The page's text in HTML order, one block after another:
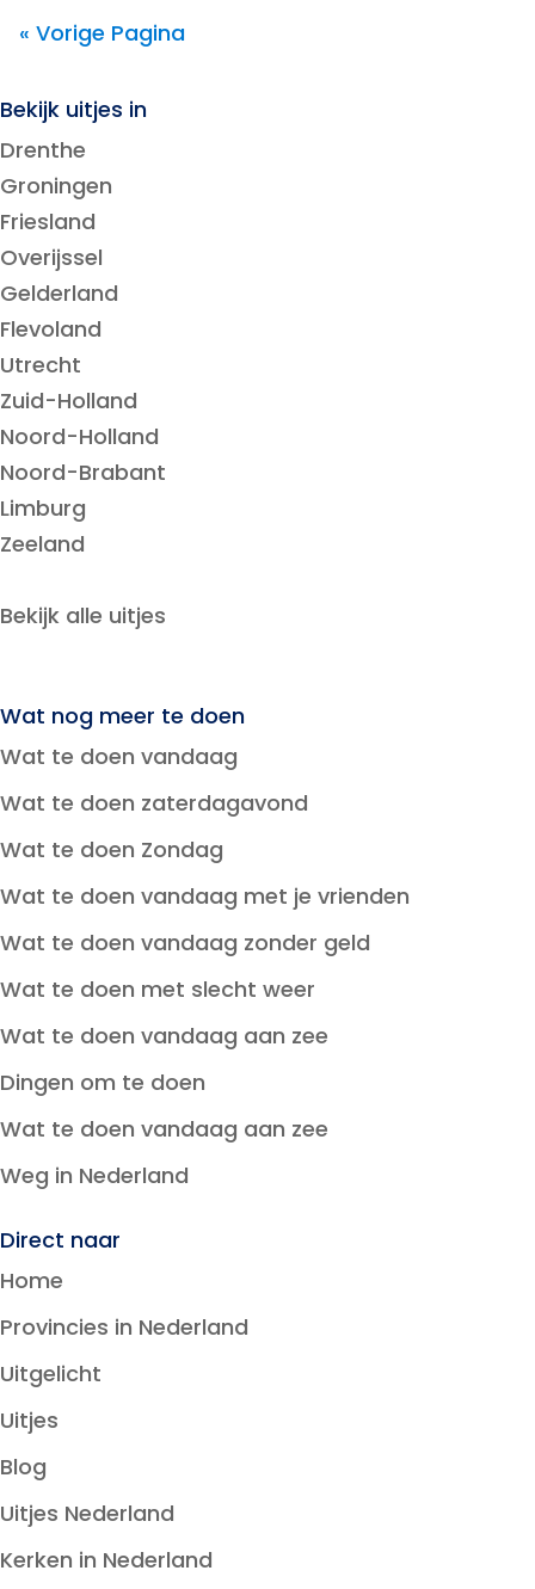
« Vorige Pagina
Bekijk uitjes in
Drenthe
Groningen
Friesland
Overijssel
Gelderland
Flevoland
Utrecht
Zuid-Holland
Noord-Holland
Noord-Brabant
Limburg
Zeeland
Bekijk alle uitjes
Wat nog meer te doen
Wat te doen vandaag
Wat te doen zaterdagavond
Wat te doen Zondag
Wat te doen vandaag met je vrienden
Wat te doen vandaag zonder geld
Wat te doen met slecht weer
Wat te doen vandaag aan zee
Dingen om te doen
Wat te doen vandaag aan zee
Weg in Nederland
Direct naar
Home
Provincies in Nederland
Uitgelicht
Uitjes
Blog
Uitjes Nederland
Kerken in Nederland